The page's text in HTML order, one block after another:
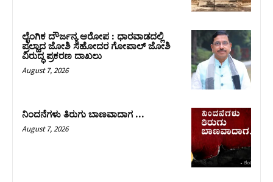
ಲೈಂಗಿಕ ದೌರ್ಜನ್ಯ ಆರೋಪ : ಧಾರವಾಡದಲ್ಲಿ
ಪ್ರಲ್ಹಾದ ಜೋಶಿ ಸಹೋದರ ಗೋಪಾಲ್ ಜೋಶಿ
ವಿರುದ್ಧ ಪ್ರಕರಣ ದಾಖಲು
August 7, 2026
ನಿಂದನೆಗಳು ತಿರುಗು ಬಾಣವಾದಾಗ …
August 7, 2026